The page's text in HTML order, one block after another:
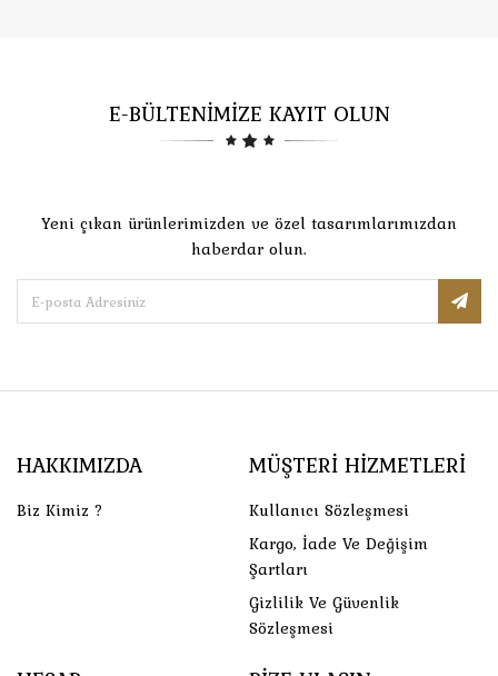
E-BÜLTENİMİZE KAYIT OLUN
Yeni çıkan ürünlerimizden ve özel tasarımlarımızdan
haberdar olun.
HAKKIMIZDA
Biz Kimiz ?
MÜŞTERI HIZMETLERI
Kullanıcı Sözleşmesi
Kargo, İade Ve Değişim
Şartları
Gizlilik Ve Güvenlik
Sözleşmesi